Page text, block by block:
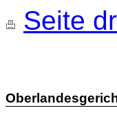
Seite